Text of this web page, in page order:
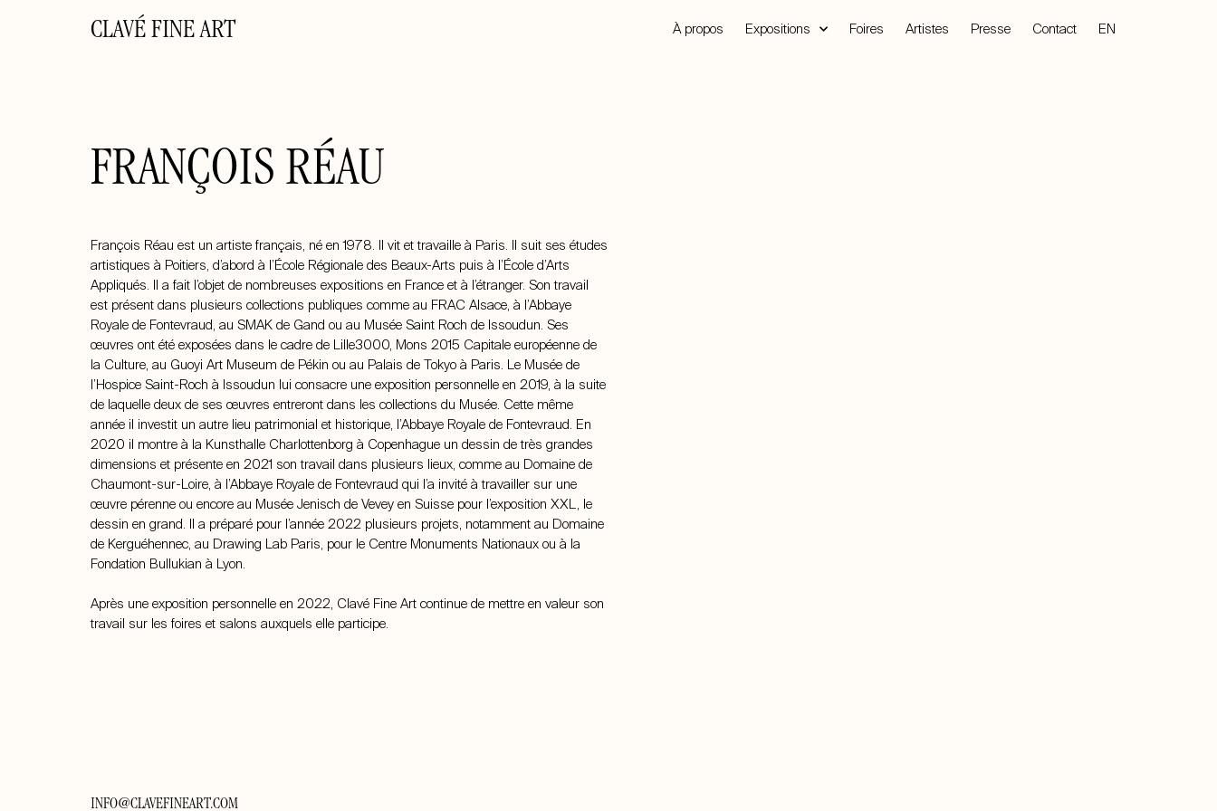
CLAVÉ FINE ART À propos Expositions Foires Artistes Presse Contact EN
FRANÇOIS RÉAU
François Réau est un artiste français, né en 1978. Il vit et travaille à Paris. Il suit ses études
artistiques à Poitiers, d’abord à l’École Régionale des Beaux-Arts puis à l’École d’Arts
Appliqués. Il a fait l’objet de nombreuses expositions en France et à l’étranger. Son travail
est présent dans plusieurs collections publiques comme au FRAC Alsace, à l’Abbaye
Royale de Fontevraud, au SMAK de Gand ou au Musée Saint Roch de Issoudun. Ses
œuvres ont été exposées dans le cadre de Lille3000, Mons 2015 Capitale européenne de
la Culture, au Guoyi Art Museum de Pékin ou au Palais de Tokyo à Paris. Le Musée de
l’Hospice Saint-Roch à Issoudun lui consacre une exposition personnelle en 2019, à la suite
de laquelle deux de ses œuvres entreront dans les collections du Musée. Cette même
année il investit un autre lieu patrimonial et historique, l’Abbaye Royale de Fontevraud. En
2020 il montre à la Kunsthalle Charlottenborg à Copenhague un dessin de très grandes
dimensions et présente en 2021 son travail dans plusieurs lieux, comme au Domaine de
Chaumont-sur-Loire, à l’Abbaye Royale de Fontevraud qui l’a invité à travailler sur une
œuvre pérenne ou encore au Musée Jenisch de Vevey en Suisse pour l’exposition XXL, le
dessin en grand. Il a préparé pour l’année 2022 plusieurs projets, notamment au Domaine
de Kerguéhennec, au Drawing Lab Paris, pour le Centre Monuments Nationaux ou à la
Fondation Bullukian à Lyon.
Après une exposition personnelle en 2022, Clavé Fine Art continue de mettre en valeur son
travail sur les foires et salons auxquels elle participe.
INFO@CLAVEFINEART.COM